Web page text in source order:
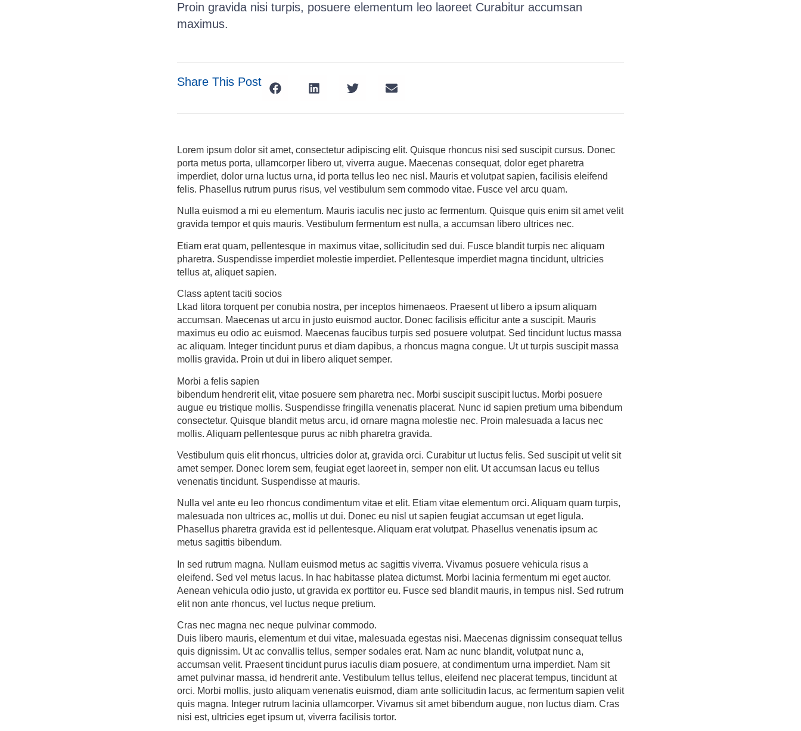
Proin gravida nisi turpis, posuere elementum leo laoreet Curabitur accumsan
maximus.
Share This Post
Lorem ipsum dolor sit amet, consectetur adipiscing elit. Quisque rhoncus nisi sed suscipit cursus. Donec
porta metus porta, ullamcorper libero ut, viverra augue. Maecenas consequat, dolor eget pharetra
imperdiet, dolor urna luctus urna, id porta tellus leo nec nisl. Mauris et volutpat sapien, facilisis eleifend
felis. Phasellus rutrum purus risus, vel vestibulum sem commodo vitae. Fusce vel arcu quam.
Nulla euismod a mi eu elementum. Mauris iaculis nec justo ac fermentum. Quisque quis enim sit amet velit
gravida tempor et quis mauris. Vestibulum fermentum est nulla, a accumsan libero ultrices nec.
Etiam erat quam, pellentesque in maximus vitae, sollicitudin sed dui. Fusce blandit turpis nec aliquam
pharetra. Suspendisse imperdiet molestie imperdiet. Pellentesque imperdiet magna tincidunt, ultricies
tellus at, aliquet sapien.
Class aptent taciti socios
Lkad litora torquent per conubia nostra, per inceptos himenaeos. Praesent ut libero a ipsum aliquam
accumsan. Maecenas ut arcu in justo euismod auctor. Donec facilisis efficitur ante a suscipit. Mauris
maximus eu odio ac euismod. Maecenas faucibus turpis sed posuere volutpat. Sed tincidunt luctus massa
ac aliquam. Integer tincidunt purus et diam dapibus, a rhoncus magna congue. Ut ut turpis suscipit massa
mollis gravida. Proin ut dui in libero aliquet semper.
Morbi a felis sapien
bibendum hendrerit elit, vitae posuere sem pharetra nec. Morbi suscipit suscipit luctus. Morbi posuere
augue eu tristique mollis. Suspendisse fringilla venenatis placerat. Nunc id sapien pretium urna bibendum
consectetur. Quisque blandit metus arcu, id ornare magna molestie nec. Proin malesuada a lacus nec
mollis. Aliquam pellentesque purus ac nibh pharetra gravida.
Vestibulum quis elit rhoncus, ultricies dolor at, gravida orci. Curabitur ut luctus felis. Sed suscipit ut velit sit
amet semper. Donec lorem sem, feugiat eget laoreet in, semper non elit. Ut accumsan lacus eu tellus
venenatis tincidunt. Suspendisse at mauris.
Nulla vel ante eu leo rhoncus condimentum vitae et elit. Etiam vitae elementum orci. Aliquam quam turpis,
malesuada non ultrices ac, mollis ut dui. Donec eu nisl ut sapien feugiat accumsan ut eget ligula.
Phasellus pharetra gravida est id pellentesque. Aliquam erat volutpat. Phasellus venenatis ipsum ac
metus sagittis bibendum.
In sed rutrum magna. Nullam euismod metus ac sagittis viverra. Vivamus posuere vehicula risus a
eleifend. Sed vel metus lacus. In hac habitasse platea dictumst. Morbi lacinia fermentum mi eget auctor.
Aenean vehicula odio justo, ut gravida ex porttitor eu. Fusce sed blandit mauris, in tempus nisl. Sed rutrum
elit non ante rhoncus, vel luctus neque pretium.
Cras nec magna nec neque pulvinar commodo.
Duis libero mauris, elementum et dui vitae, malesuada egestas nisi. Maecenas dignissim consequat tellus
quis dignissim. Ut ac convallis tellus, semper sodales erat. Nam ac nunc blandit, volutpat nunc a,
accumsan velit. Praesent tincidunt purus iaculis diam posuere, at condimentum urna imperdiet. Nam sit
amet pulvinar massa, id hendrerit ante. Vestibulum tellus tellus, eleifend nec placerat tempus, tincidunt at
orci. Morbi mollis, justo aliquam venenatis euismod, diam ante sollicitudin lacus, ac fermentum sapien velit
quis magna. Integer rutrum lacinia ullamcorper. Vivamus sit amet bibendum augue, non luctus diam. Cras
nisi est, ultricies eget ipsum ut, viverra facilisis tortor.